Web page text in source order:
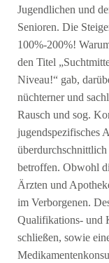
Jugendlichen und
Senioren. Die
100%-200%!
den Titel
Niveau!“ gab,
nüchterner und
Rausch und sog.
jugendspezifisches
betroffen. Obwohl
Ärzten und
im Verborgenen.
Qualifikations- und
schließen, sowie